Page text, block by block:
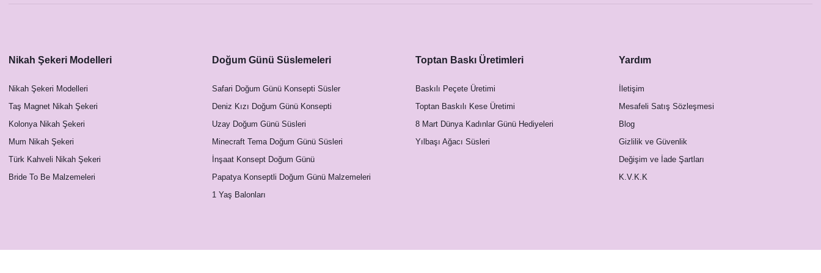
World's Best Mom Anneye Özel Kupa Bardak
Nikah Şekeri Modelleri
Nikah Şekeri Modelleri
Taş Magnet Nikah Şekeri
Kolonya Nikah Şekeri
Mum Nikah Şekeri
Türk Kahveli Nikah Şekeri
Bride To Be Malzemeleri
Doğum Günü Süslemeleri
Safari Doğum Günü Konsepti Süsler
Deniz Kızı Doğum Günü Konsepti
Uzay Doğum Günü Süsleri
Minecraft Tema Doğum Günü Süsleri
İnşaat Konsept Doğum Günü
Papatya Konseptli Doğum Günü Malzemeleri
1 Yaş Balonları
Toptan Baskı Üretimleri
Baskılı Peçete Üretimi
Toptan Baskılı Kese Üretimi
8 Mart Dünya Kadınlar Günü Hediyeleri
Yılbaşı Ağacı Süsleri
Yardım
İletişim
Mesafeli Satış Sözleşmesi
Blog
Gizlilik ve Güvenlik
Değişim ve İade Şartları
K.V.K.K